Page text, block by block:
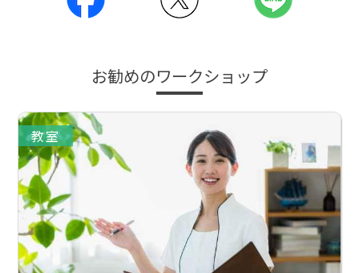
お勧めのワークショップ
教室